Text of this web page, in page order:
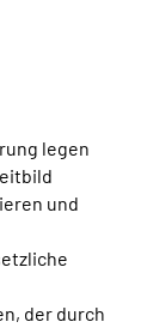
legen
und
der durch